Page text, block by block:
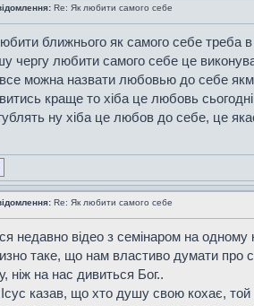
Re: Як любити самого себе
ближнього як самого себе треба
чергу любити самого себе це
можна назвати любовью до себе
краще то хіба це любовь
ну хіба це любов до себе, це
Re: Як любити самого себе
недавно відео з семінаром на одному
таке, що нам властиво думати про
ніж на нас дивиться Бог..
казав, що хто душу свою кохає, той